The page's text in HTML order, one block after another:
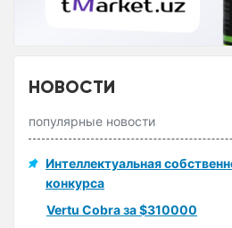
НОВОСТИ
популярные новости
Интеллектуальная
конкурса
Vertu Cobra за $310000